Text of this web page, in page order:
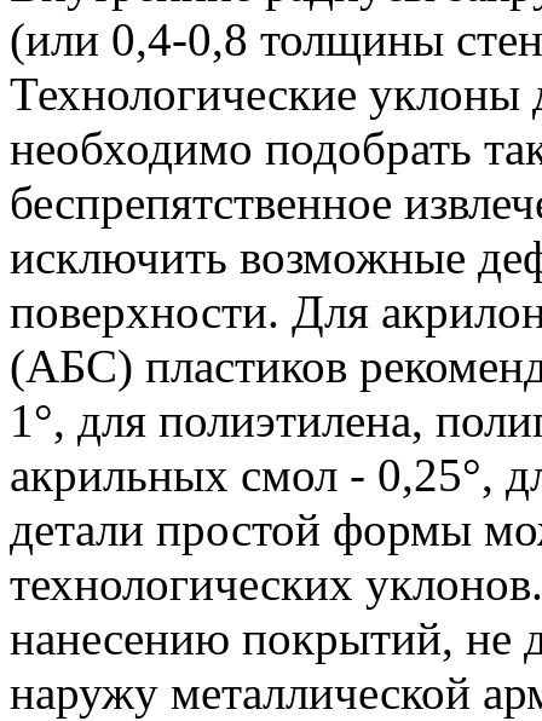
(или 0,4-0,8 толщины
Технологические уклоны
необходимо подобрать
беспрепятственное
исключить возможные
поверхности. Для
(АБС) пластиков
1°, для полиэтилена,
акрильных смол - 0,25°,
детали простой формы
технологических уклонов.
нанесению покрытий, не
наружу металлической